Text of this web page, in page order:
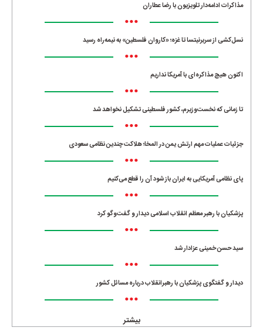
مذاکرات ادامه‌دار تلویزیون با رضا عطاران
•••
نسل‌کشی از سربرنیتسا تا غزه؛ «کاروان فلسطین» به نیمه‌راه رسید
•••
اکنون هیچ مذاکره‌ای با آمریکا نداریم
•••
تا زمانی که نخست‌وزیرم، کشور فلسطینی تشکیل نخواهد شد
•••
جزئیات عملیات مهم ارتش یمن در المخا؛ هلاکت چندین نظامی سعودی
•••
پای نظامی آمریکایی به ایران باز شود آن را قطع می‌کنیم
•••
پزشکیان با رهبر معظم انقلاب اسلامی دیدار و گفت‌وگو کرد
•••
سید حسن خمینی عزادار شد
•••
دیدار و گفتگوی پزشکیان با رهبرانقلاب درباره مسائل کشور
•••
بیشتر